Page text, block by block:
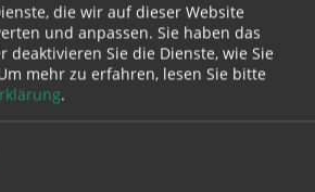
die wir auf dieser Website
und anpassen. Sie haben das
deaktivieren Sie die Dienste, wie Sie
mehr zu erfahren, lesen Sie bitte
.